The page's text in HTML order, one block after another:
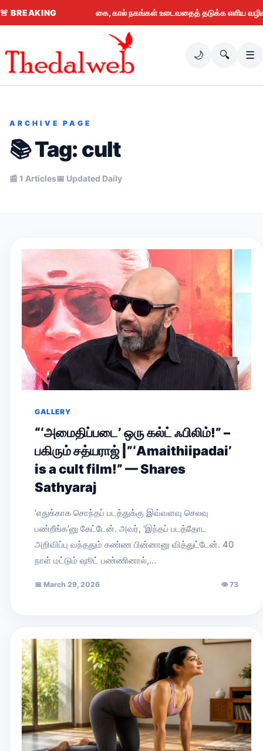
🚨BREAKINGகை, கால் நகங்கள் உடைவதைத் தடுக்க எளிய வழிகள் (2026)
🌙 🔍 ☰
ARCHIVE PAGE
📚 Tag:cult
📰 1 Articles📅 Updated Daily
GALLERY
“‘அமைதிப்படை’ ஒரு கல்ட் ஃபிலிம்!” –
பகிரும் சத்யராஜ் |”‘Amaithiipadai’
is a cult film!” — Shares
Sathyaraj
‘எதுக்காக சொந்தப் படத்துக்கு இவ்வளவு செலவு
பண்றீங்க’னு கேட்டேன். அவர், ‘இந்தப் படத்தோட
அறிவிப்பு வந்ததும் கண்ண பின்னானு வித்துட்டேன். 40
நாள் மட்டும் ஷூட் பண்ணினால்,…
📅 March 29, 2026 👁73